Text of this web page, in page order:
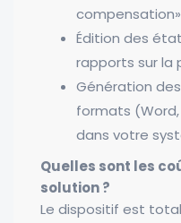
compensation»
Édition des
rapports sur la
Génération
formats (Word,
dans votre
Quelles sont les
solution ?
Le dispositif est